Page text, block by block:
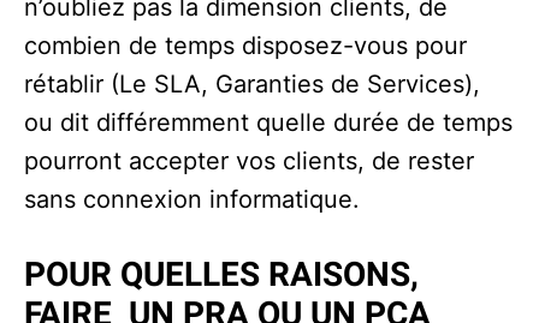
n’oubliez pas la dimension clients, de
combien de temps disposez-vous pour
rétablir (Le SLA, Garanties de Services),
ou dit différemment quelle durée de temps
pourront accepter vos clients, de rester
sans connexion informatique.
POUR QUELLES RAISONS,
FAIRE UN PRA OU UN PCA